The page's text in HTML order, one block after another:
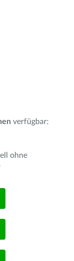
verfügbar:
ohne